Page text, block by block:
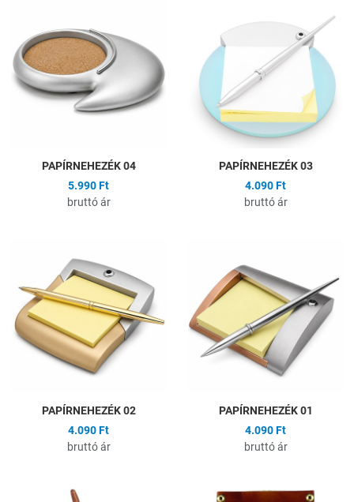
Összehasonlítás
Gyors nézet
PAPÍRNEHEZÉK 04
5.990 Ft
bruttó ár
PAPÍRNEHEZÉK 03
4.090 Ft
bruttó ár
Összehasonlítás
Gyors nézet
PAPÍRNEHEZÉK 02
4.090 Ft
bruttó ár
PAPÍRNEHEZÉK 01
4.090 Ft
bruttó ár
Hozzáadás a kívánságlistához